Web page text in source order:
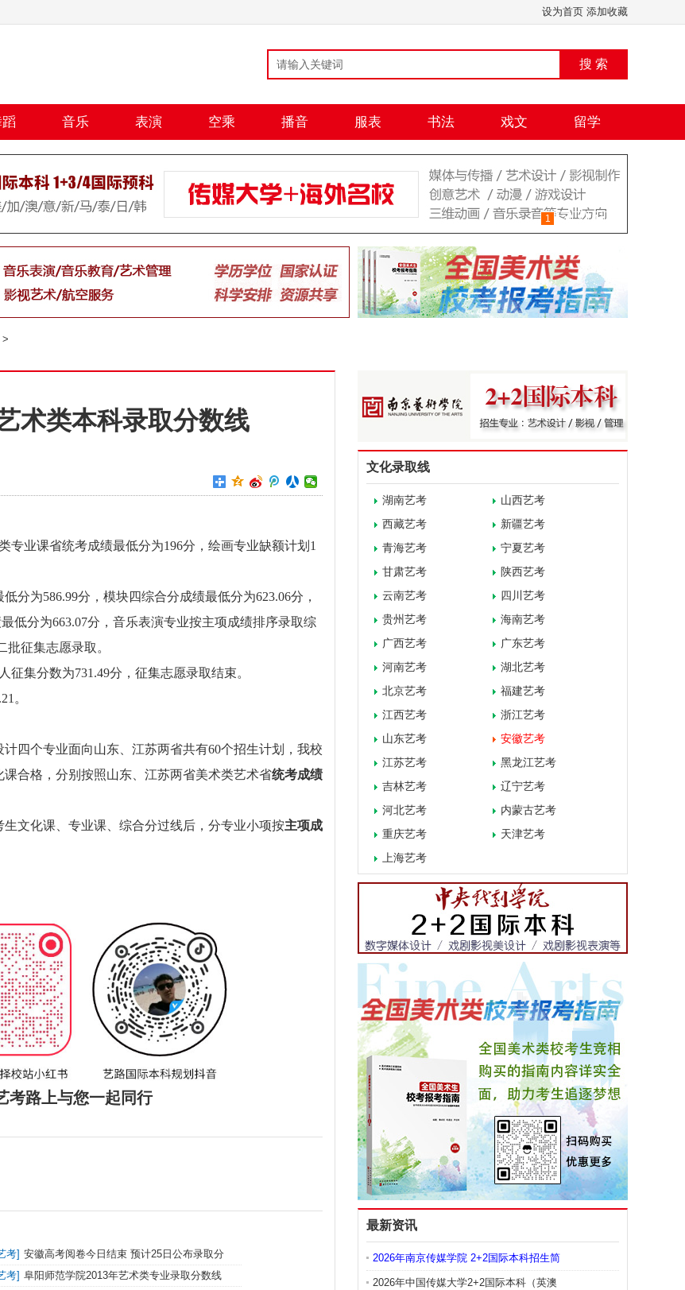
设为首页 添加收藏
搜 索
蹈 音乐 表演 空乘 播音 服表 书法 戏文 留学
1 2 3 4
>
术类本科录取分数线
专业课省统考成绩最低分为196分，绘画专业缺额计划1
分为586.99分，模块四综合分成绩最低分为623.06分，
低分为663.07分，音乐表演专业按主项成绩排序录取综
征集志愿录取。
集分数为731.49分，征集志愿录取结束。
。
四个专业面向山东、江苏两省共有60个招生计划，我校
合格，分别按照山东、江苏两省美术类艺术省统考成绩
文化课、专业课、综合分过线后，分专业小项按主项成
考路上与您一起同行
考] 安徽高考阅卷今日结束 预计25日公布录取分
考] 阜阳师范学院2013年艺术类专业录取分数线
文化录取线
湖南艺考
山西艺考
西藏艺考
新疆艺考
青海艺考
宁夏艺考
甘肃艺考
陕西艺考
云南艺考
四川艺考
贵州艺考
海南艺考
广西艺考
广东艺考
河南艺考
湖北艺考
北京艺考
福建艺考
江西艺考
浙江艺考
山东艺考
安徽艺考
江苏艺考
黑龙江艺考
吉林艺考
辽宁艺考
河北艺考
内蒙古艺考
重庆艺考
天津艺考
上海艺考
最新资讯
2026年南京传媒学院 2+2国际本科招生简
2026年中国传媒大学2+2国际本科（英澳